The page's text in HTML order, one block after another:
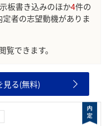
板書き込みのほか4件の
定者の志望動機がありま
覧できます。
見る(無料)